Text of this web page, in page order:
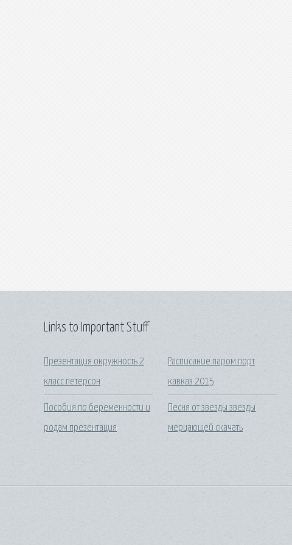
Links to Important Stuff
Презентация окружность 2
класс петерсон
Пособия по беременности и
родам презентация
Расписание паром порт
кавказ 2015
Песня от звезды звезды
мерцающей скачать